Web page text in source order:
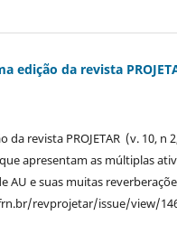
edição da revista
da revista PROJETAR (v. 10, n
apresentam as múltiplas
AU e suas muitas
revprojetar/issue/view/